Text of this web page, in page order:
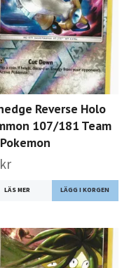
Reverse Holo
107/181 Team
LÄS MER